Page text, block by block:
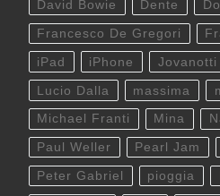
David Bowie Dente
Francesco De Gregori
iPad iPhone Jovanotti
Lucio Dalla massima
Michael Franti Mina
Paul Weller Pearl Jam
Peter Gabriel pioggia